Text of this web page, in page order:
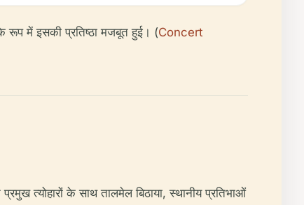
रूप में इसकी प्रतिष्ठा मजबूत हुई। (Concert
त्योहारों के साथ तालमेल बिठाया, स्थानीय प्रतिभाओं